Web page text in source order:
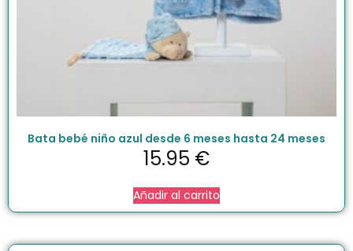
Bata bebé niño azul desde 6 meses hasta 24 meses
15.95 €
Añadir al carrito